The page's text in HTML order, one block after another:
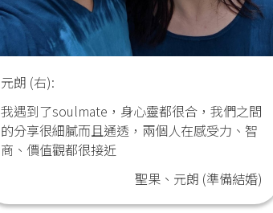
元朗 (右):
我遇到了soulmate，身心靈都很合，我們之間
的分享很細膩而且通透，兩個人在感受力、智
商、價值觀都很接近
聖果、元朗 (準備結婚)